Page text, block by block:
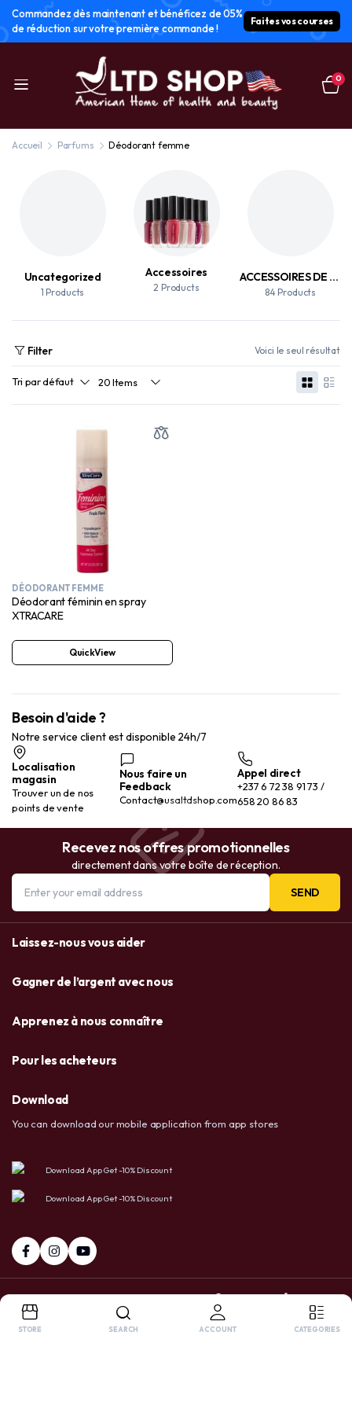
Commandez dès maintenant et bénéficez de 05%
de réduction sur votre première commande !
Faites vos courses
0
Accueil Parfums Déodorant femme
Uncategorized
1 Products
Accessoires
2 Products
ACCESSOIRES DE MAQUILLAGE
84 Products
Filter Voici le seul résultat
DÉODORANT FEMME
Déodorant féminin en spray
XTRACARE
QuickView
Besoin d'aide ?
Notre service client est disponible 24h/7
Localisation
magasin
Trouver un de nos
points de vente
Nous faire un
Feedback
Contact@usaltdshop.com
Appel direct
+237 6 72 38 91 73 /
658 20 86 83
Recevez nos offres promotionnelles
directement dans votre boîte de réception.
SEND
Laissez-nous vous aider
Gagner de l’argent avec nous
Apprenez à nous connaître
Pour les acheteurs
Download
You can download our mobile application from app stores
Download App Get -10% Discount
Download App Get -10% Discount
Whatsapp
STORE SEARCH ACCOUNT CATEGORIES